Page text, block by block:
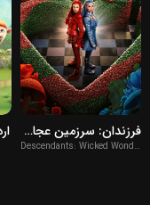
2026
فرزندان: سرزمین عجایب
Descendants: Wicked Wonderland